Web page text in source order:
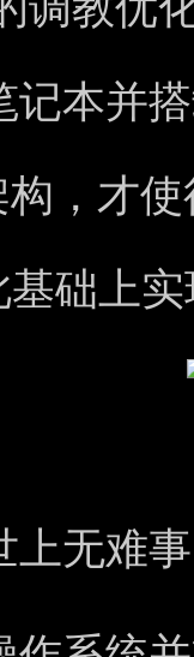
记本并
构，才
基础上
上无难